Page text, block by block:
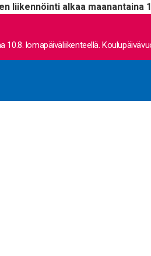
liikennöinti alkaa
10.8. lomapäiväliikenteellä.